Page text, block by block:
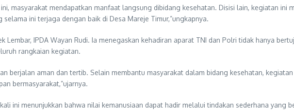
masyarakat mendapatkan manfaat langsung dibidang kesehatan. Disisi lain, kegiatan ini
ini terjaga dengan baik di Desa Mareje Timur,”ungkapnya.
Lembar, IPDA Wayan Rudi. Ia menegaskan kehadiran aparat TNI dan Polri tidak hanya
rangkaian kegiatan.
berjalan aman dan tertib. Selain membantu masyarakat dalam bidang kesehatan,
bermasyarakat,”ujarnya.
ini menunjukkan bahwa nilai kemanusiaan dapat hadir melalui tindakan sederhana yang